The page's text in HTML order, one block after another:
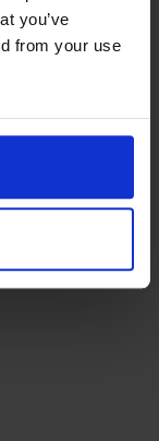
you’ve
from your use
verkopers in